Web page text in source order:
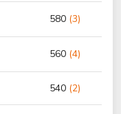
580 (3)
560 (4)
540 (2)